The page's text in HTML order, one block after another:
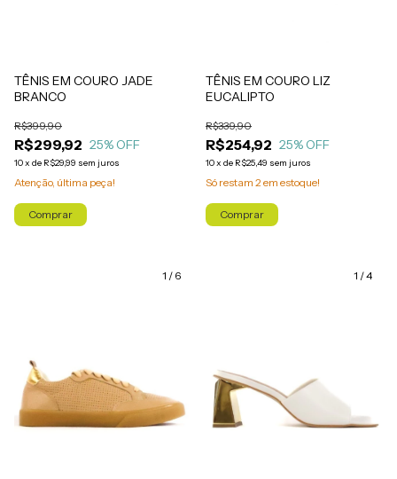
TÊNIS EM COURO JADE
BRANCO
R$299,92
R$399,90
25% OFF
10x de R$29,99 sem juros
Atenção, última peça!
Comprar
TÊNIS EM COURO LIZ
EUCALIPTO
R$254,92
R$339,90
25% OFF
10x de R$25,49 sem juros
Só restam 2 em estoque!
Comprar
1 / 6 1 /4